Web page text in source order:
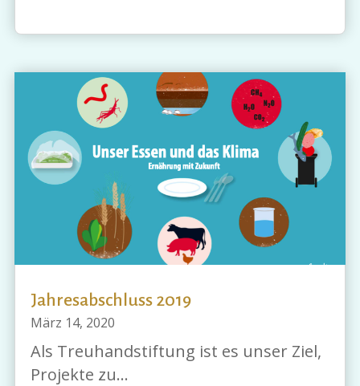
Jahresabschluss 2019
März 14, 2020
Als Treuhandstiftung ist es unser Ziel,
Projekte zu...